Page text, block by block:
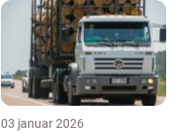
03 januar 2026